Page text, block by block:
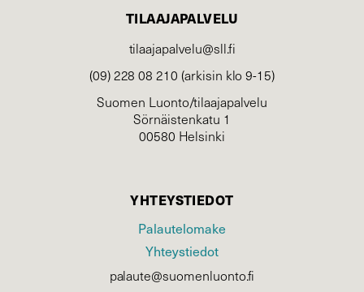
TILAAJAPALVELU
tilaajapalvelu@sll.fi
(09) 228 08 210 (arkisin klo 9-15)
Suomen Luonto/tilaajapalvelu
Sörnäistenkatu 1
00580 Helsinki
YHTEYSTIEDOT
Palautelomake
Yhteystiedot
palaute@suomenluonto.fi